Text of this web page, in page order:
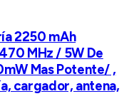
2250 mAh
MHz / 5W De
Mas Potente/ ,
cargador, antena,